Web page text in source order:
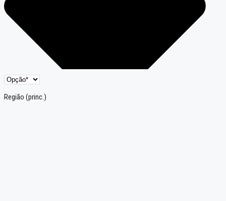
Região (princ.)